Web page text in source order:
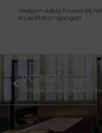
Veelgemaakte fouten bij
en achteromgangen
VORIGE